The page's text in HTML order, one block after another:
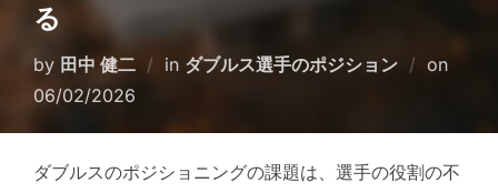
る
by 田中 健二 in ダブルス選手のポジション on
06/02/2026
ダブルスのポジショニングの課題は、選手の役割の不